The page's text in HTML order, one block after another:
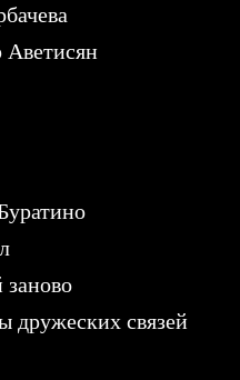
Аветисян
дружеских связей